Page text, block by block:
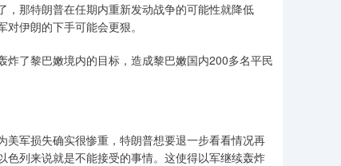
那特朗普在任期内重新发动战争的可能性就降低
伊朗的下手可能会更狠。
了黎巴嫩境内的目标，造成黎巴嫩国内200多名平民
军损失确实很惨重，特朗普想要退一步看看情况再
列来说就是不能接受的事情。这使得以军继续轰炸